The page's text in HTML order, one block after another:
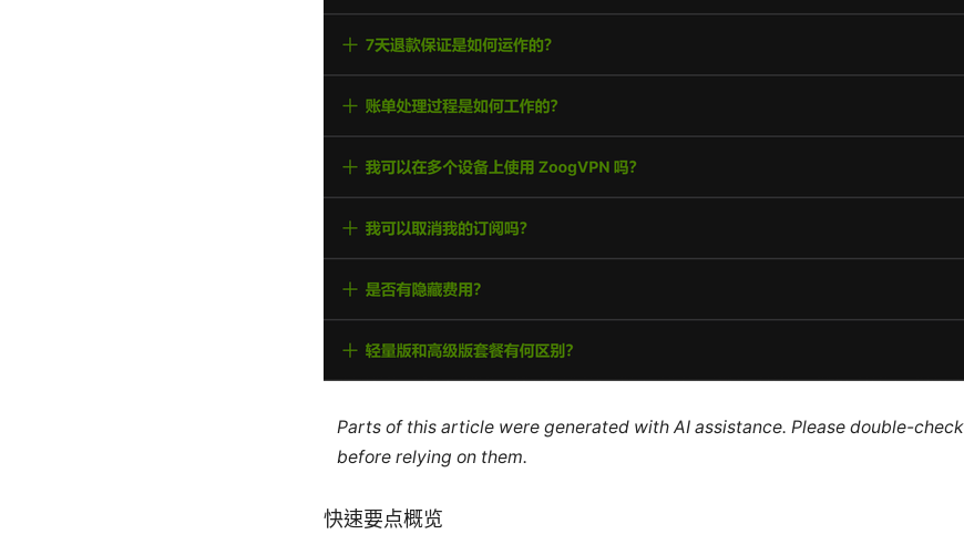
Parts of this article were generated with AI assistance. Please double-
before relying on them.
快速要点概览